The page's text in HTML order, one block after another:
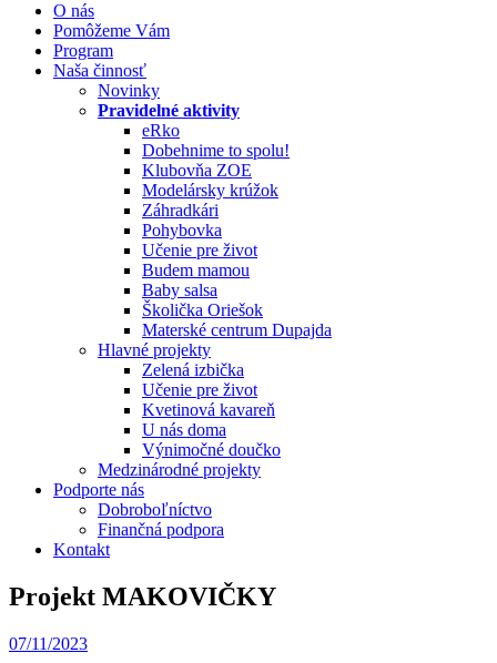
O nás
Pomôžeme Vám
Program
Naša činnosť
Novinky
Pravidelné aktivity
eRko
Dobehnime to spolu!
Klubovňa ZOE
Modelársky krúžok
Záhradkári
Pohybovka
Učenie pre život
Budem mamou
Baby salsa
Školička Oriešok
Materské centrum Dupajda
Hlavné projekty
Zelená izbička
Učenie pre život
Kvetinová kavareň
U nás doma
Výnimočné doučko
Medzinárodné projekty
Podporte nás
Dobroboľníctvo
Finančná podpora
Kontakt
Projekt MAKOVIČKY
07/11/2023